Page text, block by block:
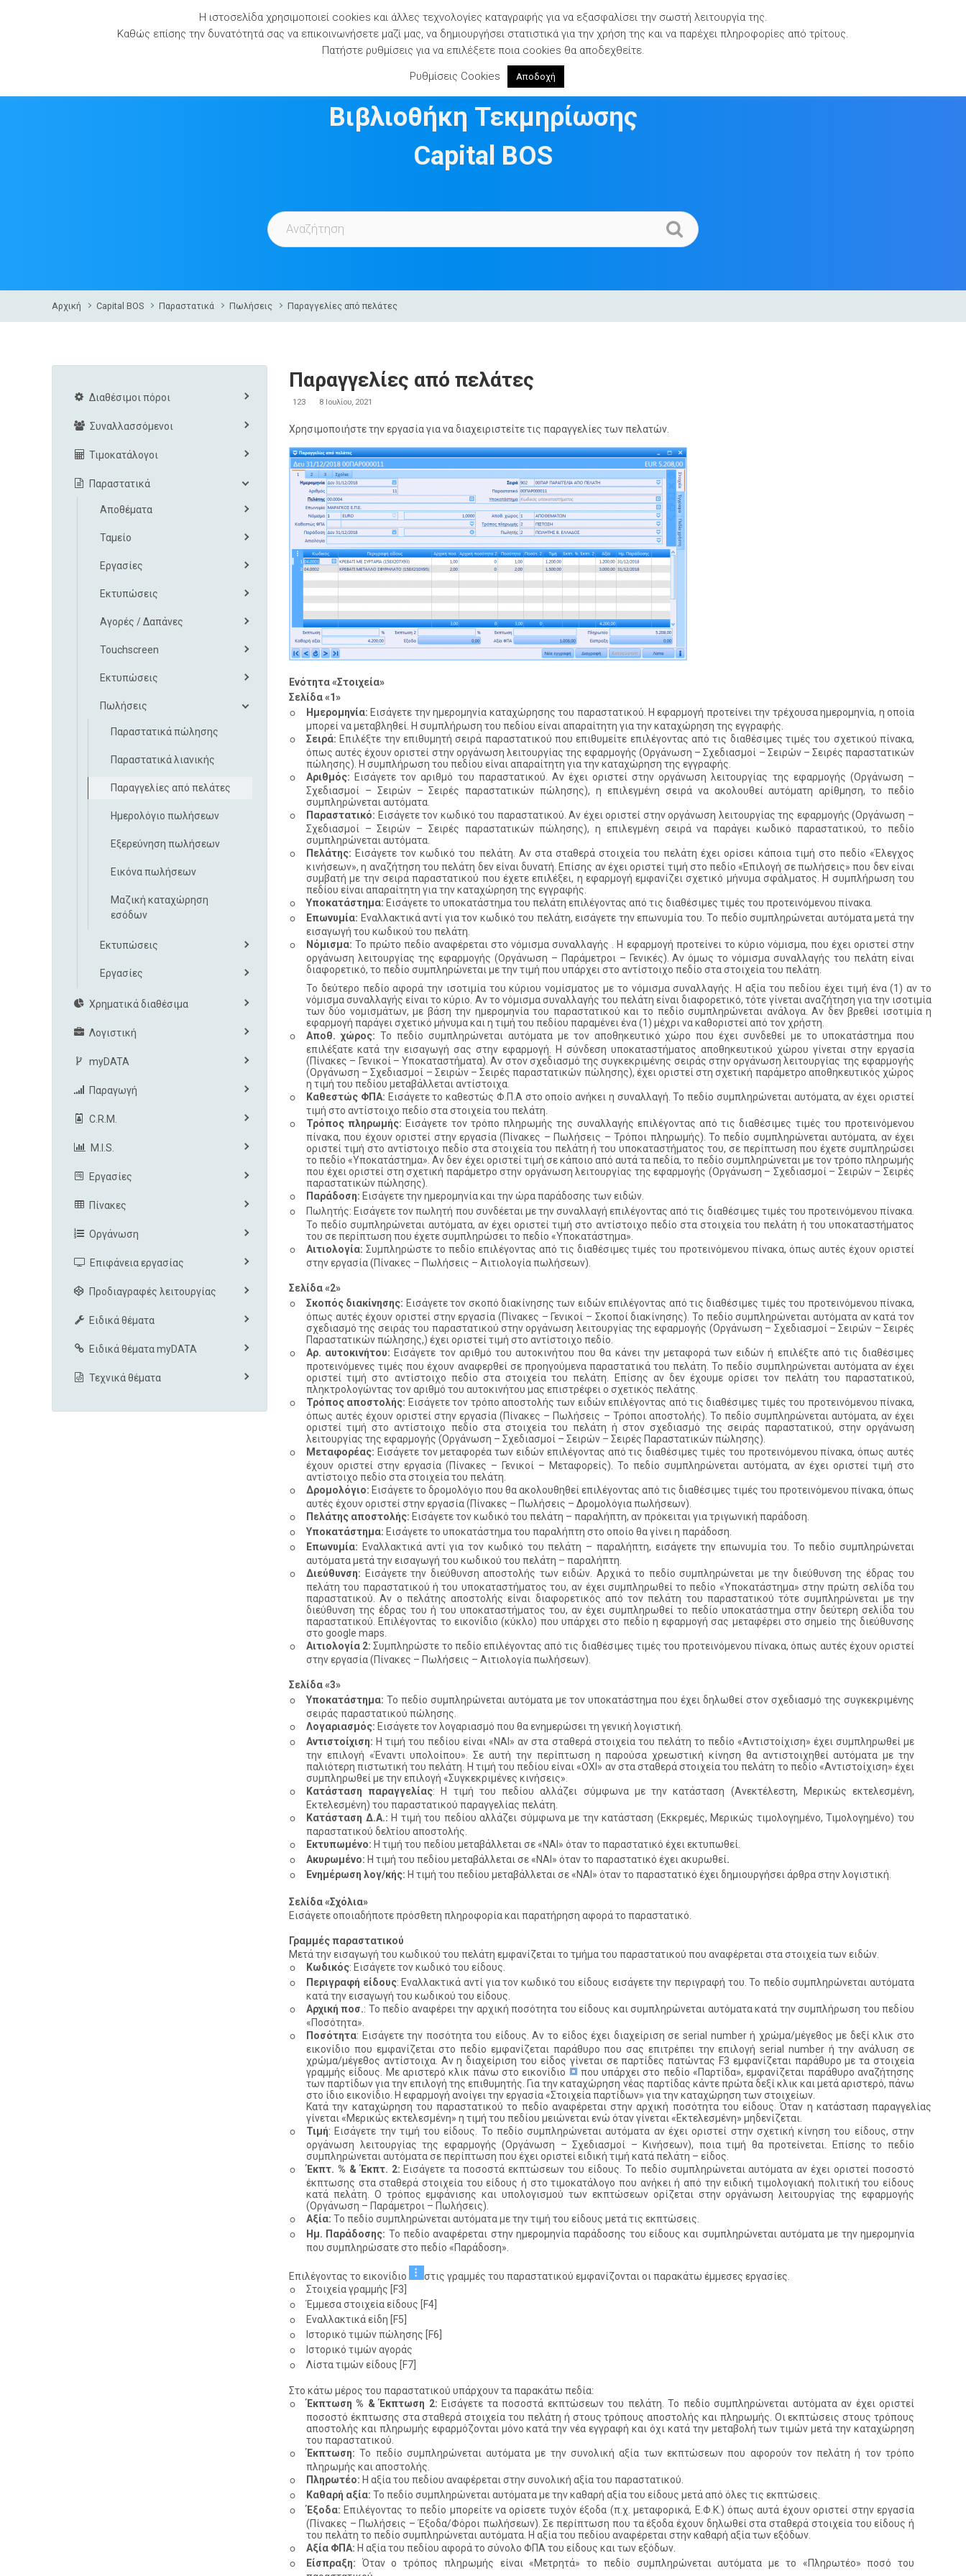
Βιβλιοθήκες Τεκμηρίωσης Επικοινωνία
Βιβλιοθήκη Τεκμηρίωσης
Capital BOS
Αρχική Capital BOS Παραστατικά Πωλήσεις Παραγγελίες από πελάτες
Παραγγελίες από πελάτες
123 8 Ιουλίου, 2021
Χρησιμοποιήστε την εργασία για να διαχειριστείτε τις παραγγελίες των πελατών.
Ενότητα «Στοιχεία»
Σελίδα «1»
◦ Ημερομηνία: Εισάγετε την ημερομηνία καταχώρησης του παραστατικού. Η εφαρμογή προτείνει την τρέχουσα ημερομηνία, η οποία
μπορεί να μεταβληθεί. Η συμπλήρωση του πεδίου είναι απαραίτητη για την καταχώρηση της εγγραφής.
◦ Σειρά: Επιλέξτε την επιθυμητή σειρά παραστατικού που επιθυμείτε επιλέγοντας από τις διαθέσιμες τιμές του σχετικού πίνακα,
όπως αυτές έχουν οριστεί στην οργάνωση λειτουργίας της εφαρμογής (Οργάνωση – Σχεδιασμοί – Σειρών – Σειρές παραστατικών
πώλησης). Η συμπλήρωση του πεδίου είναι απαραίτητη για την καταχώρηση της εγγραφής.
◦ Αριθμός: Εισάγετε τον αριθμό του παραστατικού. Αν έχει οριστεί στην οργάνωση λειτουργίας της εφαρμογής (Οργάνωση –
Σχεδιασμοί – Σειρών – Σειρές παραστατικών πώλησης), η επιλεγμένη σειρά να ακολουθεί αυτόματη αρίθμηση, το πεδίο
συμπληρώνεται αυτόματα.
◦ Παραστατικό: Εισάγετε τον κωδικό του παραστατικού. Αν έχει οριστεί στην οργάνωση λειτουργίας της εφαρμογής (Οργάνωση –
Σχεδιασμοί – Σειρών – Σειρές παραστατικών πώλησης), η επιλεγμένη σειρά να παράγει κωδικό παραστατικού, το πεδίο
συμπληρώνεται αυτόματα.
◦ Πελάτης: Εισάγετε τον κωδικό του πελάτη. Αν στα σταθερά στοιχεία του πελάτη έχει ορίσει κάποια τιμή στο πεδίο «Έλεγχος
κινήσεων», η αναζήτηση του πελάτη δεν είναι δυνατή. Επίσης αν έχει οριστεί τιμή στο πεδίο «Επιλογή σε πωλήσεις» που δεν είναι
συμβατή με την σειρά παραστατικού που έχετε επιλέξει, η εφαρμογή εμφανίζει σχετικό μήνυμα σφάλματος. Η συμπλήρωση του
πεδίου είναι απαραίτητη για την καταχώρηση της εγγραφής.
◦ Υποκατάστημα: Εισάγετε το υποκατάστημα του πελάτη επιλέγοντας από τις διαθέσιμες τιμές του προτεινόμενου πίνακα.
◦ Επωνυμία: Εναλλακτικά αντί για τον κωδικό του πελάτη, εισάγετε την επωνυμία του. Το πεδίο συμπληρώνεται αυτόματα μετά την
εισαγωγή του κωδικού του πελάτη.
◦ Νόμισμα: Το πρώτο πεδίο αναφέρεται στο νόμισμα συναλλαγής . Η εφαρμογή προτείνει το κύριο νόμισμα, που έχει οριστεί στην
οργάνωση λειτουργίας της εφαρμογής (Οργάνωση – Παράμετροι – Γενικές). Αν όμως το νόμισμα συναλλαγής του πελάτη είναι
διαφορετικό, το πεδίο συμπληρώνεται με την τιμή που υπάρχει στο αντίστοιχο πεδίο στα στοιχεία του πελάτη.
Το δεύτερο πεδίο αφορά την ισοτιμία του κύριου νομίσματος με το νόμισμα συναλλαγής. Η αξία του πεδίου έχει τιμή ένα (1) αν το
νόμισμα συναλλαγής είναι το κύριο. Αν το νόμισμα συναλλαγής του πελάτη είναι διαφορετικό, τότε γίνεται αναζήτηση για την ισοτιμία
των δύο νομισμάτων, με βάση την ημερομηνία του παραστατικού και το πεδίο συμπληρώνεται ανάλογα. Αν δεν βρεθεί ισοτιμία η
εφαρμογή παράγει σχετικό μήνυμα και η τιμή του πεδίου παραμένει ένα (1) μέχρι να καθοριστεί από τον χρήστη.
◦ Αποθ. χώρος: Το πεδίο συμπληρώνεται αυτόματα με τον αποθηκευτικό χώρο που έχει συνδεθεί με το υποκατάστημα που
επιλέξατε κατά την εισαγωγή σας στην εφαρμογή. Η σύνδεση υποκαταστήματος αποθηκευτικού χώρου γίνεται στην εργασία
(Πίνακες – Γενικοί – Υποκαταστήματα). Αν στον σχεδιασμό της συγκεκριμένης σειράς στην οργάνωση λειτουργίας της εφαρμογής
(Οργάνωση – Σχεδιασμοί – Σειρών – Σειρές παραστατικών πώλησης), έχει οριστεί στη σχετική παράμετρο αποθηκευτικός χώρος
η τιμή του πεδίου μεταβάλλεται αντίστοιχα.
◦ Καθεστώς ΦΠΑ: Εισάγετε το καθεστώς Φ.Π.Α στο οποίο ανήκει η συναλλαγή. Το πεδίο συμπληρώνεται αυτόματα, αν έχει οριστεί
τιμή στο αντίστοιχο πεδίο στα στοιχεία του πελάτη.
◦ Τρόπος πληρωμής: Εισάγετε τον τρόπο πληρωμής της συναλλαγής επιλέγοντας από τις διαθέσιμες τιμές του προτεινόμενου
πίνακα, που έχουν οριστεί στην εργασία (Πίνακες – Πωλήσεις – Τρόποι πληρωμής). Το πεδίο συμπληρώνεται αυτόματα, αν έχει
οριστεί τιμή στο αντίστοιχο πεδίο στα στοιχεία του πελάτη ή του υποκαταστήματος του, σε περίπτωση που έχετε συμπληρώσει
το πεδίο «Υποκατάστημα». Αν δεν έχει οριστεί τιμή σε κάποιο από αυτά τα πεδία, το πεδίο συμπληρώνεται με τον τρόπο πληρωμής
που έχει οριστεί στη σχετική παράμετρο στην οργάνωση λειτουργίας της εφαρμογής (Οργάνωση – Σχεδιασμοί – Σειρών – Σειρές
παραστατικών πώλησης).
◦ Παράδοση: Εισάγετε την ημερομηνία και την ώρα παράδοσης των ειδών.
◦
Πωλητής: Εισάγετε τον πωλητή που συνδέεται με την συναλλαγή επιλέγοντας από τις διαθέσιμες τιμές του προτεινόμενου πίνακα.
Το πεδίο συμπληρώνεται αυτόματα, αν έχει οριστεί τιμή στο αντίστοιχο πεδίο στα στοιχεία του πελάτη ή του υποκαταστήματος
του σε περίπτωση που έχετε συμπληρώσει το πεδίο «Υποκατάστημα».
◦ Αιτιολογία: Συμπληρώστε το πεδίο επιλέγοντας από τις διαθέσιμες τιμές του προτεινόμενου πίνακα, όπως αυτές έχουν οριστεί
στην εργασία (Πίνακες – Πωλήσεις – Αιτιολογία πωλήσεων).
Σελίδα «2»
◦ Σκοπός διακίνησης: Εισάγετε τον σκοπό διακίνησης των ειδών επιλέγοντας από τις διαθέσιμες τιμές του προτεινόμενου πίνακα,
όπως αυτές έχουν οριστεί στην εργασία (Πίνακες – Γενικοί – Σκοποί διακίνησης). Το πεδίο συμπληρώνεται αυτόματα αν κατά τον
σχεδιασμό της σειράς του παραστατικού στην οργάνωση λειτουργίας της εφαρμογής (Οργάνωση – Σχεδιασμοί – Σειρών – Σειρές
Παραστατικών πώλησης,) έχει οριστεί τιμή στο αντίστοιχο πεδίο.
◦ Αρ. αυτοκινήτου: Εισάγετε τον αριθμό του αυτοκινήτου που θα κάνει την μεταφορά των ειδών ή επιλέξτε από τις διαθέσιμες
προτεινόμενες τιμές που έχουν αναφερθεί σε προηγούμενα παραστατικά του πελάτη. Το πεδίο συμπληρώνεται αυτόματα αν έχει
οριστεί τιμή στο αντίστοιχο πεδίο στα στοιχεία του πελάτη. Επίσης αν δεν έχουμε ορίσει τον πελάτη του παραστατικού,
πληκτρολογώντας τον αριθμό του αυτοκινήτου μας επιστρέφει ο σχετικός πελάτης.
◦ Τρόπος αποστολής: Εισάγετε τον τρόπο αποστολής των ειδών επιλέγοντας από τις διαθέσιμες τιμές του προτεινόμενου πίνακα,
όπως αυτές έχουν οριστεί στην εργασία (Πίνακες – Πωλήσεις – Τρόποι αποστολής). Το πεδίο συμπληρώνεται αυτόματα, αν έχει
οριστεί τιμή στο αντίστοιχο πεδίο στα στοιχεία του πελάτη ή στον σχεδιασμό της σειράς παραστατικού, στην οργάνωση
λειτουργίας της εφαρμογής (Οργάνωση – Σχεδιασμοί – Σειρών – Σειρές Παραστατικών πώλησης).
◦ Μεταφορέας: Εισάγετε τον μεταφορέα των ειδών επιλέγοντας από τις διαθέσιμες τιμές του προτεινόμενου πίνακα, όπως αυτές
έχουν οριστεί στην εργασία (Πίνακες – Γενικοί – Μεταφορείς). Το πεδίο συμπληρώνεται αυτόματα, αν έχει οριστεί τιμή στο
αντίστοιχο πεδίο στα στοιχεία του πελάτη.
◦ Δρομολόγιο: Εισάγετε το δρομολόγιο που θα ακολουθηθεί επιλέγοντας από τις διαθέσιμες τιμές του προτεινόμενου πίνακα, όπως
αυτές έχουν οριστεί στην εργασία (Πίνακες – Πωλήσεις – Δρομολόγια πωλήσεων).
◦ Πελάτης αποστολής: Εισάγετε τον κωδικό του πελάτη – παραλήπτη, αν πρόκειται για τριγωνική παράδοση.
◦ Υποκατάστημα: Εισάγετε το υποκατάστημα του παραλήπτη στο οποίο θα γίνει η παράδοση.
◦ Επωνυμία: Εναλλακτικά αντί για τον κωδικό του πελάτη – παραλήπτη, εισάγετε την επωνυμία του. Το πεδίο συμπληρώνεται
αυτόματα μετά την εισαγωγή του κωδικού του πελάτη – παραλήπτη.
◦ Διεύθυνση: Εισάγετε την διεύθυνση αποστολής των ειδών. Αρχικά το πεδίο συμπληρώνεται με την διεύθυνση της έδρας του
πελάτη του παραστατικού ή του υποκαταστήματος του, αν έχει συμπληρωθεί το πεδίο «Υποκατάστημα» στην πρώτη σελίδα του
παραστατικού. Αν ο πελάτης αποστολής είναι διαφορετικός από τον πελάτη του παραστατικού τότε συμπληρώνεται με την
διεύθυνση της έδρας του ή του υποκαταστήματος του, αν έχει συμπληρωθεί το πεδίο υποκατάστημα στην δεύτερη σελίδα του
παραστατικού. Επιλέγοντας το εικονίδιο (κύκλο) που υπάρχει στο πεδίο η εφαρμογή σας μεταφέρει στο σημείο της διεύθυνσης
στο google maps.
◦ Αιτιολογία 2:Συμπληρώστε το πεδίο επιλέγοντας από τις διαθέσιμες τιμές του προτεινόμενου πίνακα, όπως αυτές έχουν οριστεί
στην εργασία (Πίνακες – Πωλήσεις – Αιτιολογία πωλήσεων).
Σελίδα «3»
◦ Υποκατάστημα: Το πεδίο συμπληρώνεται αυτόματα με τον υποκατάστημα που έχει δηλωθεί στον σχεδιασμό της συγκεκριμένης
σειράς παραστατικού πώλησης.
◦ Λογαριασμός: Εισάγετε τον λογαριασμό που θα ενημερώσει τη γενική λογιστική.
◦ Αντιστοίχιση: Η τιμή του πεδίου είναι «ΝΑΙ» αν στα σταθερά στοιχεία του πελάτη το πεδίο «Αντιστοίχιση» έχει συμπληρωθεί με
την επιλογή «Έναντι υπολοίπου». Σε αυτή την περίπτωση η παρούσα χρεωστική κίνηση θα αντιστοιχηθεί αυτόματα με την
παλιότερη πιστωτική του πελάτη. Η τιμή του πεδίου είναι «ΟΧΙ» αν στα σταθερά στοιχεία του πελάτη το πεδίο «Αντιστοίχιση» έχει
συμπληρωθεί με την επιλογή «Συγκεκριμένες κινήσεις».
◦ Κατάσταση παραγγελίας: Η τιμή του πεδίου αλλάζει σύμφωνα με την κατάσταση (Ανεκτέλεστη, Μερικώς εκτελεσμένη,
Εκτελεσμένη) του παραστατικού παραγγελίας πελάτη.
◦ Κατάσταση Δ.Α.: Η τιμή του πεδίου αλλάζει σύμφωνα με την κατάσταση (Εκκρεμές, Μερικώς τιμολογημένο, Τιμολογημένο) του
παραστατικού δελτίου αποστολής.
◦ Εκτυπωμένο: Η τιμή του πεδίου μεταβάλλεται σε «ΝΑΙ» όταν το παραστατικό έχει εκτυπωθεί.
◦ Ακυρωμένο: Η τιμή του πεδίου μεταβάλλεται σε «ΝΑΙ» όταν το παραστατικό έχει ακυρωθεί.
◦ Ενημέρωση λογ/κής: Η τιμή του πεδίου μεταβάλλεται σε «ΝΑΙ» όταν το παραστατικό έχει δημιουργήσει άρθρα στην λογιστική.
Σελίδα «Σχόλια»
Εισάγετε οποιαδήποτε πρόσθετη πληροφορία και παρατήρηση αφορά το παραστατικό.
Γραμμές παραστατικού
Μετά την εισαγωγή του κωδικού του πελάτη εμφανίζεται το τμήμα του παραστατικού που αναφέρεται στα στοιχεία των ειδών.
◦ Κωδικός: Εισάγετε τον κωδικό του είδους.
◦ Περιγραφή είδους: Εναλλακτικά αντί για τον κωδικό του είδους εισάγετε την περιγραφή του. Το πεδίο συμπληρώνεται αυτόματα
κατά την εισαγωγή του κωδικού του είδους.
◦ Αρχική ποσ.: Το πεδίο αναφέρει την αρχική ποσότητα του είδους και συμπληρώνεται αυτόματα κατά την συμπλήρωση του πεδίου
«Ποσότητα».
◦ Ποσότητα: Εισάγετε την ποσότητα του είδους. Αν το είδος έχει διαχείριση σε serial number ή χρώμα/μέγεθος με δεξί κλικ στο
εικονίδιο που εμφανίζεται στο πεδίο εμφανίζεται παράθυρο που σας επιτρέπει την επιλογή serial number ή την ανάλυση σε
χρώμα/μέγεθος αντίστοιχα. Αν η διαχείριση του είδος γίνεται σε παρτίδες πατώντας F3 εμφανίζεται παράθυρο με τα στοιχεία
γραμμής είδους. Με αριστερό κλικ πάνω στο εικονίδιο
που υπάρχει στο πεδίο «Παρτίδα», εμφανίζεται παράθυρο αναζήτησης
των παρτίδων για την επιλογή της επιθυμητής. Για την καταχώρηση νέας παρτίδας κάντε πρώτα δεξί κλικ και μετά αριστερό, πάνω
στο ίδιο εικονίδιο. Η εφαρμογή ανοίγει την εργασία «Στοιχεία παρτίδων» για την καταχώρηση των στοιχείων.
Κατά την καταχώρηση του παραστατικού το πεδίο αναφέρεται στην αρχική ποσότητα του είδους. Όταν η κατάσταση παραγγελίας
γίνεται «Μερικώς εκτελεσμένη» η τιμή του πεδίου μειώνεται ενώ όταν γίνεται «Εκτελεσμένη» μηδενίζεται.
◦ Τιμή: Εισάγετε την τιμή του είδους. Το πεδίο συμπληρώνεται αυτόματα αν έχει οριστεί στην σχετική κίνηση του είδους, στην
οργάνωση λειτουργίας της εφαρμογής (Οργάνωση – Σχεδιασμοί – Κινήσεων), ποια τιμή θα προτείνεται. Επίσης το πεδίο
συμπληρώνεται αυτόματα σε περίπτωση που έχει οριστεί ειδική τιμή κατά πελάτη – είδος.
◦ Έκπτ. % & Έκπτ. 2: Εισάγετε τα ποσοστά εκπτώσεων του είδους. Το πεδίο συμπληρώνεται αυτόματα αν έχει οριστεί ποσοστό
έκπτωσης στα σταθερά στοιχεία του είδους ή στο τιμοκατάλογο που ανήκει ή από την ειδική τιμολογιακή πολιτική του είδους
κατά πελάτη. Ο τρόπος εμφάνισης και υπολογισμού των εκπτώσεων ορίζεται στην οργάνωση λειτουργίας της εφαρμογής
(Οργάνωση – Παράμετροι – Πωλήσεις).
◦ Αξία: Το πεδίο συμπληρώνεται αυτόματα με την τιμή του είδους μετά τις εκπτώσεις.
◦ Ημ. Παράδοσης: Το πεδίο αναφέρεται στην ημερομηνία παράδοσης του είδους και συμπληρώνεται αυτόματα με την ημερομηνία
που συμπληρώσατε στο πεδίο «Παράδοση».
Επιλέγοντας το εικονίδιο στις γραμμές του παραστατικού εμφανίζονται οι παρακάτω έμμεσες εργασίες.
◦ Στοιχεία γραμμής [F3]
◦ Έμμεσα στοιχεία είδους [F4]
◦ Εναλλακτικά είδη [F5]
◦ Ιστορικό τιμών πώλησης [F6]
◦ Ιστορικό τιμών αγοράς
◦ Λίστα τιμών είδους [F7]
Στο κάτω μέρος του παραστατικού υπάρχουν τα παρακάτω πεδία:
◦ Έκπτωση % & Έκπτωση 2: Εισάγετε τα ποσοστά εκπτώσεων του πελάτη. Το πεδίο συμπληρώνεται αυτόματα αν έχει οριστεί
ποσοστό έκπτωσης στα σταθερά στοιχεία του πελάτη ή στους τρόπους αποστολής και πληρωμής. Οι εκπτώσεις στους τρόπους
αποστολής και πληρωμής εφαρμόζονται μόνο κατά την νέα εγγραφή και όχι κατά την μεταβολή των τιμών μετά την καταχώρηση
του παραστατικού.
◦ Έκπτωση: Το πεδίο συμπληρώνεται αυτόματα με την συνολική αξία των εκπτώσεων που αφορούν τον πελάτη ή τον τρόπο
πληρωμής και αποστολής.
◦ Πληρωτέο: Η αξία του πεδίου αναφέρεται στην συνολική αξία του παραστατικού.
◦ Καθαρή αξία: Το πεδίο συμπληρώνεται αυτόματα με την καθαρή αξία του είδους μετά από όλες τις εκπτώσεις.
◦ Έξοδα: Επιλέγοντας το πεδίο μπορείτε να ορίσετε τυχόν έξοδα (π.χ. μεταφορικά, Ε.Φ.Κ.) όπως αυτά έχουν οριστεί στην εργασία
(Πίνακες – Πωλήσεις – Έξοδα/Φόροι πωλήσεων). Σε περίπτωση που τα έξοδα έχουν δηλωθεί στα σταθερά στοιχεία του είδους ή
του πελάτη το πεδίο συμπληρώνεται αυτόματα. Η αξία του πεδίου αναφέρεται στην καθαρή αξία των εξόδων.
◦ Αξία ΦΠΑ: Η αξία του πεδίου αφορά το σύνολο ΦΠΑ του είδους και των εξόδων.
◦ Είσπραξη: Όταν ο τρόπος πληρωμής είναι «Μετρητά» το πεδίο συμπληρώνεται αυτόματα με το «Πληρωτέο» ποσό του
Διαθέσιμοι πόροι
Συναλλασσόμενοι
Τιμοκατάλογοι
Παραστατικά
Αποθέματα
Ταμείο
Εργασίες
Εκτυπώσεις
Αγορές / Δαπάνες
Touchscreen
Εκτυπώσεις
Πωλήσεις
Παραστατικά πώλησης
Παραστατικά λιανικής
Παραγγελίες από πελάτες
Ημερολόγιο πωλήσεων
Εξερεύνηση πωλήσεων
Εικόνα πωλήσεων
Μαζική καταχώρηση
εσόδων
Εκτυπώσεις
Εργασίες
Χρηματικά διαθέσιμα
Λογιστική
myDATA
Παραγωγή
C.R.M.
M.I.S.
Εργασίες
Πίνακες
Οργάνωση
Επιφάνεια εργασίας
Προδιαγραφές λειτουργίας
Ειδικά θέματα
Ειδικά θέματα myDATA
Τεχνικά θέματα
Η ιστοσελίδα χρησιμοποιεί cookies και άλλες τεχνολογίες καταγραφής για να εξασφαλίσει την σωστή λειτουργία της.
Καθώς επίσης την δυνατότητά σας να επικοινωνήσετε μαζί μας, να δημιουργήσει στατιστικά για την χρήση της και να παρέχει πληροφορίες από τρίτους.
Πατήστε ρυθμίσεις για να επιλέξετε ποια cookies θα αποδεχθείτε.
Ρυθμίσεις Cookies
Αποδοχή